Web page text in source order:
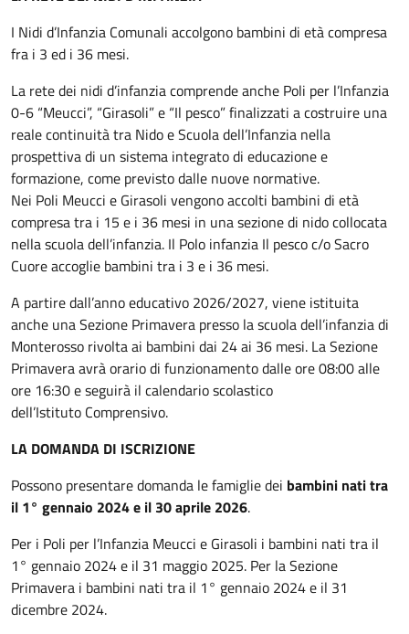
I Nidi d’Infanzia Comunali accolgono bambini di età compresa
fra i 3 ed i 36 mesi.
La rete dei nidi d’infanzia comprende anche Poli per l’Infanzia
0-6 “Meucci”, “Girasoli” e “Il pesco” finalizzati a costruire una
reale continuità tra Nido e Scuola dell’Infanzia nella
prospettiva di un sistema integrato di educazione e
formazione, come previsto dalle nuove normative.
Nei Poli Meucci e Girasoli vengono accolti bambini di età
compresa tra i 15 e i 36 mesi in una sezione di nido collocata
nella scuola dell’infanzia. Il Polo infanzia Il pesco c/o Sacro
Cuore accoglie bambini tra i 3 e i 36 mesi.
A partire dall’anno educativo 2026/2027, viene istituita
anche una Sezione Primavera presso la scuola dell’infanzia di
Monterosso rivolta ai bambini dai 24 ai 36 mesi. La Sezione
Primavera avrà orario di funzionamento dalle ore 08:00 alle
ore 16:30 e seguirà il calendario scolastico
dell’Istituto Comprensivo.
LA DOMANDA DI ISCRIZIONE
Possono presentare domanda le famiglie dei bambini nati tra
il 1° gennaio 2024 e il 30 aprile 2026.
Per i Poli per l’Infanzia Meucci e Girasoli i bambini nati tra il
1° gennaio 2024 e il 31 maggio 2025. Per la Sezione
Primavera i bambini nati tra il 1° gennaio 2024 e il 31
dicembre 2024.